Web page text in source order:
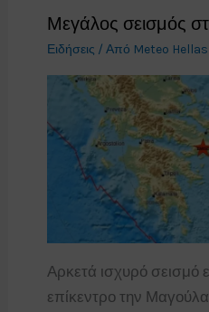
Μεγάλος σεισμός
Ειδήσεις / Από Meteo Hellas
Αρκετά ισχυρό σεισμό
επίκεντρο την Μαγούλα